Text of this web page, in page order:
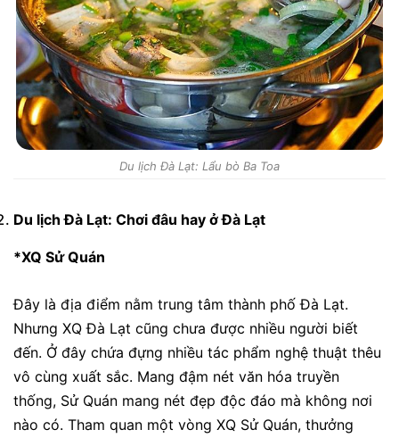
Du lịch Đà Lạt: Lẩu bò Ba Toa
Du lịch Đà Lạt: Chơi đâu hay ở Đà Lạt
*XQ Sử Quán
Đây là địa điểm nằm trung tâm thành phố Đà Lạt.
Nhưng XQ Đà Lạt cũng chưa được nhiều người biết
đến. Ở đây chứa đựng nhiều tác phẩm nghệ thuật thêu
vô cùng xuất sắc. Mang đậm nét văn hóa truyền
thống, Sử Quán mang nét đẹp độc đáo mà không nơi
nào có. Tham quan một vòng XQ Sử Quán, thưởng